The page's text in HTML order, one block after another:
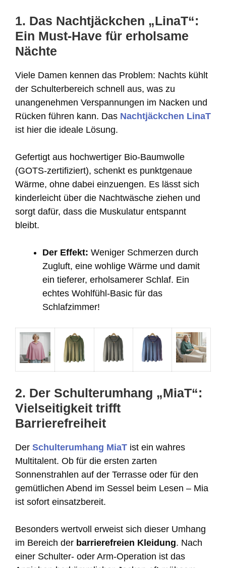
1. Das Nachtjäckchen „LinaT“:
Ein Must-Have für erholsame
Nächte
Viele Damen kennen das Problem: Nachts kühlt
der Schulterbereich schnell aus, was zu
unangenehmen Verspannungen im Nacken und
Rücken führen kann. Das Nachtjäckchen LinaT
ist hier die ideale Lösung.
Gefertigt aus hochwertiger Bio-Baumwolle
(GOTS-zertifiziert), schenkt es punktgenaue
Wärme, ohne dabei einzuengen. Es lässt sich
kinderleicht über die Nachtwäsche ziehen und
sorgt dafür, dass die Muskulatur entspannt
bleibt.
Der Effekt: Weniger Schmerzen durch
Zugluft, eine wohlige Wärme und damit
ein tieferer, erholsamerer Schlaf. Ein
echtes Wohlfühl-Basic für das
Schlafzimmer!
2. Der Schulterumhang „MiaT“:
Vielseitigkeit trifft
Barrierefreiheit
Der Schulterumhang MiaT ist ein wahres
Multitalent. Ob für die ersten zarten
Sonnenstrahlen auf der Terrasse oder für den
gemütlichen Abend im Sessel beim Lesen – Mia
ist sofort einsatzbereit.
Besonders wertvoll erweist sich dieser Umhang
im Bereich der barrierefreien Kleidung. Nach
einer Schulter- oder Arm-Operation ist das